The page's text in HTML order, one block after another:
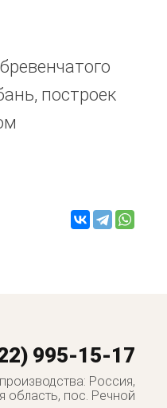
построек
995-15-17
Россия,
область, пос. Речной